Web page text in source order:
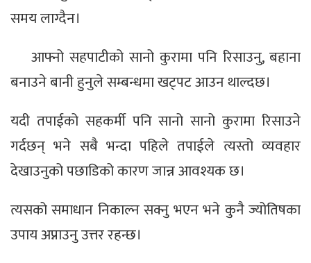
समय लाग्दैन।
आफ्नो सहपाटीको सानो कुरामा पनि रिसाउनु, बहाना
बनाउने बानी हुनुले सम्बन्धमा खट्पट आउन थाल्दछ।
यदी तपाईको सहकर्मी पनि सानो सानो कुरामा रिसाउने
गर्दछन् भने सबै भन्दा पहिले तपाईले त्यस्तो व्यवहार
देखाउनुको पछाडिको कारण जान्न आवश्यक छ।
त्यसको समाधान निकाल्न सक्नु भएन भने कुनै ज्योतिषका
उपाय अप्नाउनु उत्तर रहन्छ।